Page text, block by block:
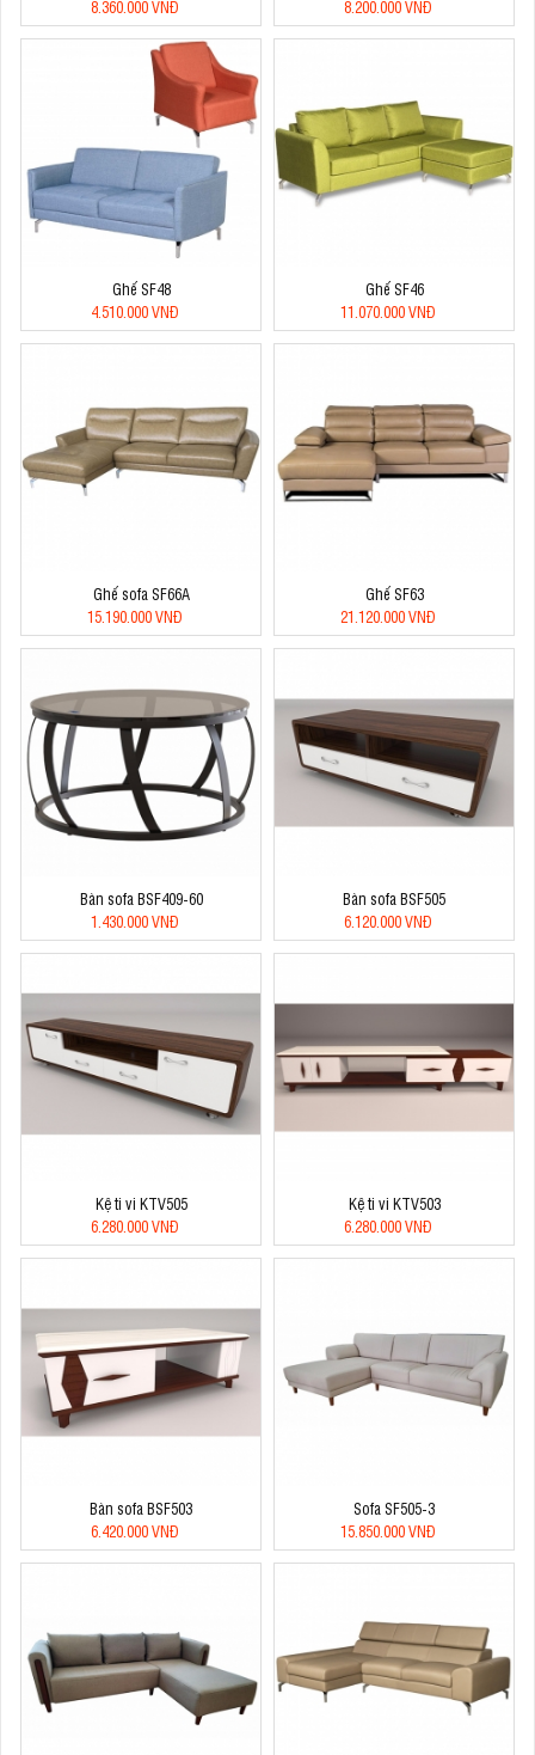
8.360.000 VNĐ 8.200.000 VNĐ
Ghế SF48
4.510.000 VNĐ
Ghế SF46
11.070.000 VNĐ
Ghế sofa SF66A
15.190.000 VNĐ
Ghế SF63
21.120.000 VNĐ
Bàn sofa BSF409-60
1.430.000 VNĐ
Bàn sofa BSF505
6.120.000 VNĐ
Kệ ti vi KTV505
6.280.000 VNĐ
Kệ ti vi KTV503
6.280.000 VNĐ
Bàn sofa BSF503
6.420.000 VNĐ
Sofa SF505-3
15.850.000 VNĐ